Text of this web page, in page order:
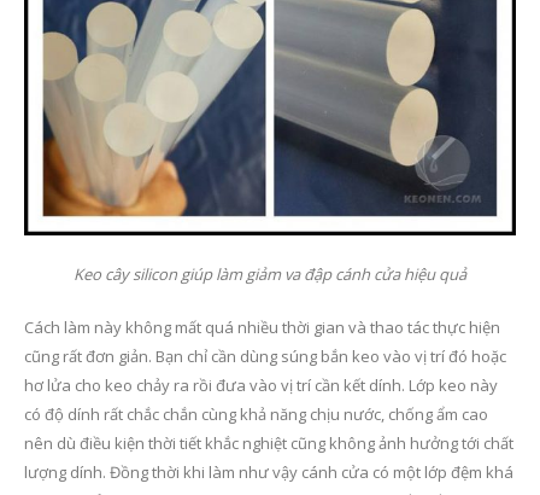
Keo cây silicon giúp làm giảm va đập cánh cửa hiệu quả
Cách làm này không mất quá nhiều thời gian và thao tác thực hiện
cũng rất đơn giản. Bạn chỉ cần dùng súng bắn keo vào vị trí đó hoặc
hơ lửa cho keo chảy ra rồi đưa vào vị trí cần kết dính. Lớp keo này
có độ dính rất chắc chắn cùng khả năng chịu nước, chống ẩm cao
nên dù điều kiện thời tiết khắc nghiệt cũng không ảnh hưởng tới chất
lượng dính. Đồng thời khi làm như vậy cánh cửa có một lớp đệm khá